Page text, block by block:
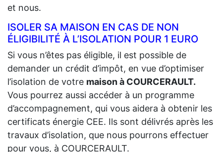
et nous.
ISOLER SA MAISON EN CAS DE NON
ÉLIGIBILITÉ À L’ISOLATION POUR 1 EURO
Si vous n’êtes pas éligible, il est possible de
demander un crédit d’impôt, en vue d’optimiser
l’isolation de votre maison à COURCERAULT.
Vous pourrez aussi accéder à un programme
d’accompagnement, qui vous aidera à obtenir les
certificats énergie CEE. Ils sont délivrés après les
travaux d’isolation, que nous pourrons effectuer
pour vous, à COURCERAULT.